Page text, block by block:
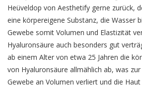
Heüveldop von Aesthetify gerne zurück,
eine körpereigene Substanz, die Wasser
Gewebe somit Volumen und Elastizität
Hyaluronsäure auch besonders gut
ab einem Alter von etwa 25 Jahren die
von Hyaluronsäure allmählich ab, was
Gewebe an Volumen verliert und die